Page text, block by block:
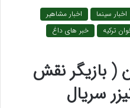
اخبار سینما
اخبار مشاهیر
ترکیه
خبر های داغ
( بازیگر نقش
سریال